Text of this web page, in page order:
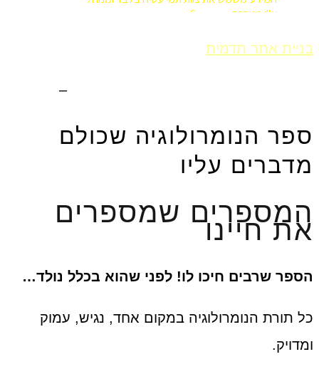
בניית אתר תדמית Fly Guy
–
Fly Guy
ספר הנומרולוגיה שכולם
מדברים עליו
המספרים שמספרים
את חיינו
הספר שרבים חיכו לו! לפני שהוא בכלל נולד…
כל תורת הנומרולוגיה במקום אחד, נגיש, עמוק
ומדויק.